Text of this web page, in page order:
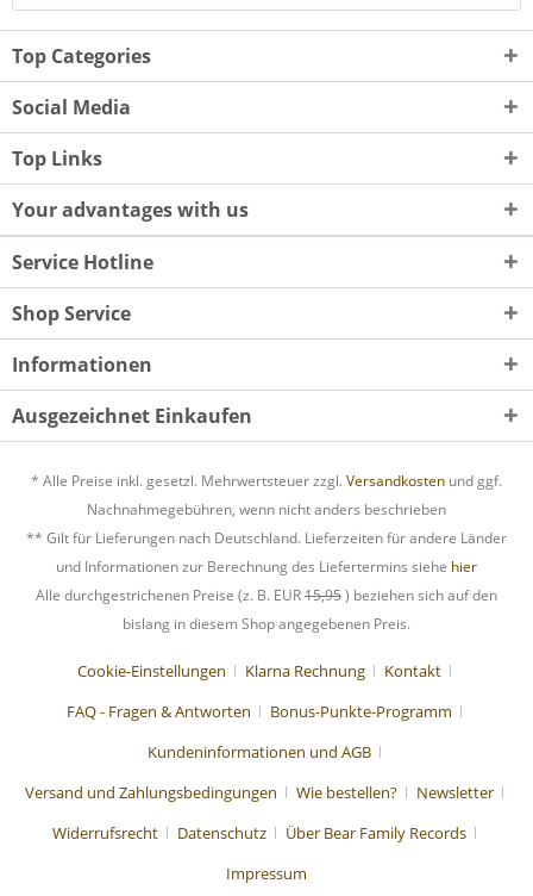
Top Categories
Social Media
Top Links
Your advantages with us
Service Hotline
Shop Service
Informationen
Ausgezeichnet Einkaufen
* Alle Preise inkl. gesetzl. Mehrwertsteuer zzgl. Versandkosten und ggf.
Nachnahmegebühren, wenn nicht anders beschrieben
** Gilt für Lieferungen nach Deutschland. Lieferzeiten für andere Länder
und Informationen zur Berechnung des Liefertermins siehe hier
Alle durchgestrichenen Preise (z. B. EUR15,95) beziehen sich auf den
bislang in diesem Shop angegebenen Preis.
Cookie-Einstellungen Klarna Rechnung
Kontakt
FAQ - Fragen & Antworten
Bonus-Punkte-Programm
Kundeninformationen und AGB
Versand und Zahlungsbedingungen
Wie bestellen?
Newsletter
Widerrufsrecht
Datenschutz
Über Bear Family Records
Impressum